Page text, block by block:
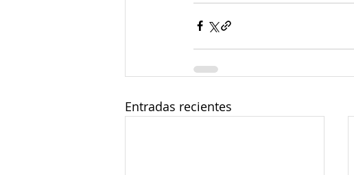
Entradas recientes